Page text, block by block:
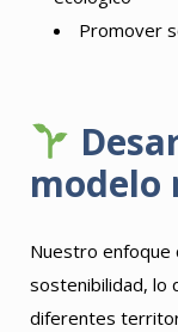
Promover
modelo
Nuestro enfoque
sostenibilidad, lo
diferentes